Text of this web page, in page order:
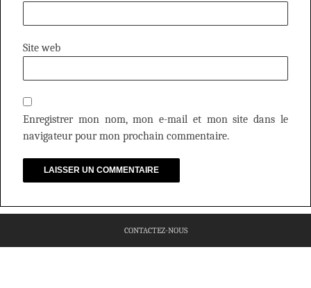
Site web
Enregistrer mon nom, mon e-mail et mon site dans le
navigateur pour mon prochain commentaire.
CONTACTEZ-NOUS